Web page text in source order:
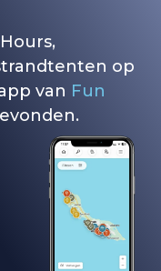
op
van Fun